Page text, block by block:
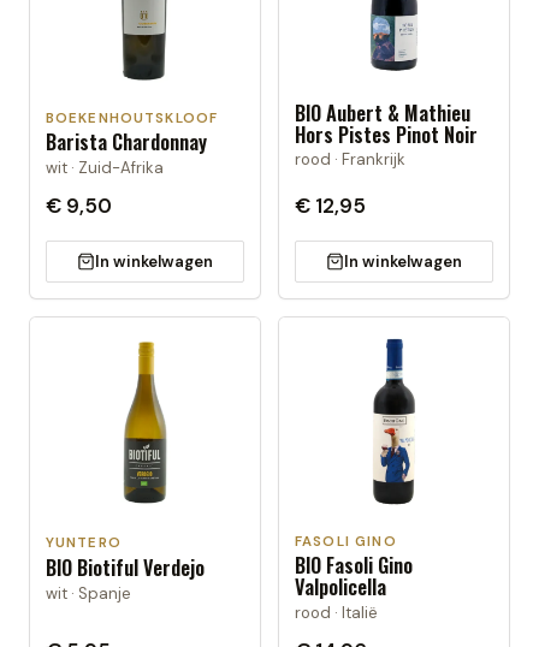
BOEKENHOUTSKLOOF
Barista Chardonnay
wit · Zuid-Afrika
€ 9,50
In winkelwagen
BIO Aubert & Mathieu
Hors Pistes Pinot Noir
rood · Frankrijk
€ 12,95
In winkelwagen
YUNTERO
BIO Biotiful Verdejo
wit · Spanje
FASOLI GINO
BIO Fasoli Gino
Valpolicella
rood · Italië